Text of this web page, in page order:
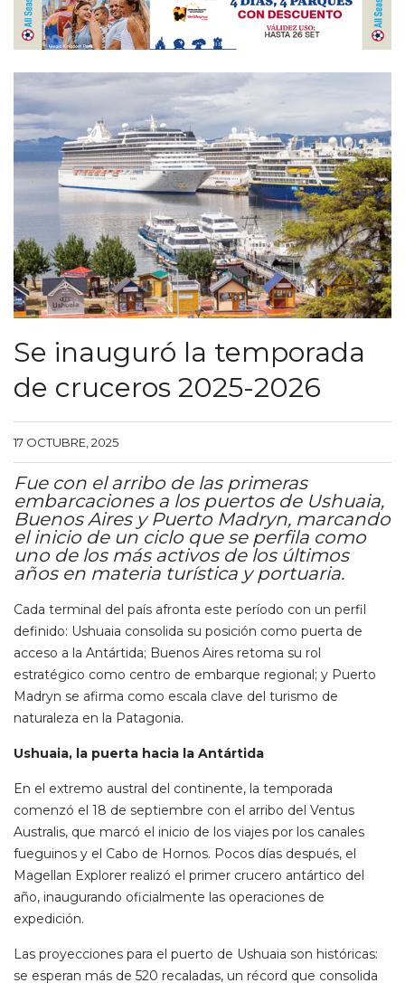
Se inauguró la temporada
de cruceros 2025-2026
17 OCTUBRE, 2025
Fue con el arribo de las primeras
embarcaciones a los puertos de Ushuaia,
Buenos Aires y Puerto Madryn, marcando
el inicio de un ciclo que se perfila como
uno de los más activos de los últimos
años en materia turística y portuaria.
Cada terminal del país afronta este período con un perfil
definido: Ushuaia consolida su posición como puerta de
acceso a la Antártida; Buenos Aires retoma su rol
estratégico como centro de embarque regional; y Puerto
Madryn se afirma como escala clave del turismo de
naturaleza en la Patagonia.
Ushuaia, la puerta hacia la Antártida
En el extremo austral del continente, la temporada
comenzó el 18 de septiembre con el arribo del Ventus
Australis, que marcó el inicio de los viajes por los canales
fueguinos y el Cabo de Hornos. Pocos días después, el
Magellan Explorer realizó el primer crucero antártico del
año, inaugurando oficialmente las operaciones de
expedición.
Las proyecciones para el puerto de Ushuaia son históricas:
se esperan más de 520 recaladas, un récord que consolida